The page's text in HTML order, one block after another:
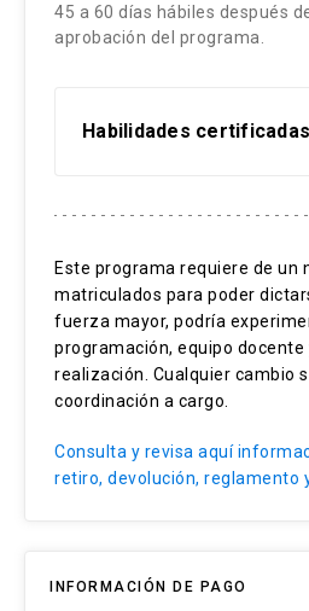
45 a 60 días hábiles después
aprobación del programa.
Habilidades certificadas
Estrategia comercial en
eCommerce y
Operaciones
Métricas y KPI’s en
Excelencia comercial
Este programa requiere de un
matriculados para poder
fuerza mayor, podría
programación, equipo
realización. Cualquier cambio
coordinación a cargo.
Consulta y revisa aquí
retiro, devolución, reglamento
INFORMACIÓN DE PAGO